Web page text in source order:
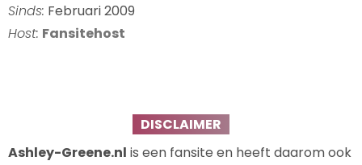
Sinds: Februari 2009
Host: Fansitehost
DISCLAIMER
Ashley-Greene.nl is een fansite en heeft daarom ook